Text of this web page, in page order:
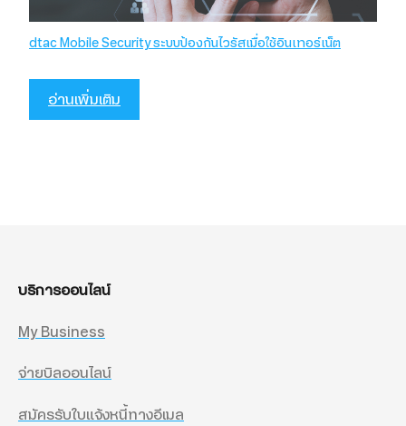
dtac Mobile Security ระบบป้องกันไวรัสเมื่อใช้อินเทอร์เน็ต
อ่านเพิ่มเติม
บริการออนไลน์
My Business
จ่ายบิลออนไลน์
สมัครรับใบแจ้งหนี้ทางอีเมล